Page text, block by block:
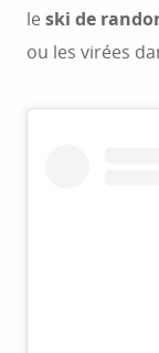
le ski de
ou les virées